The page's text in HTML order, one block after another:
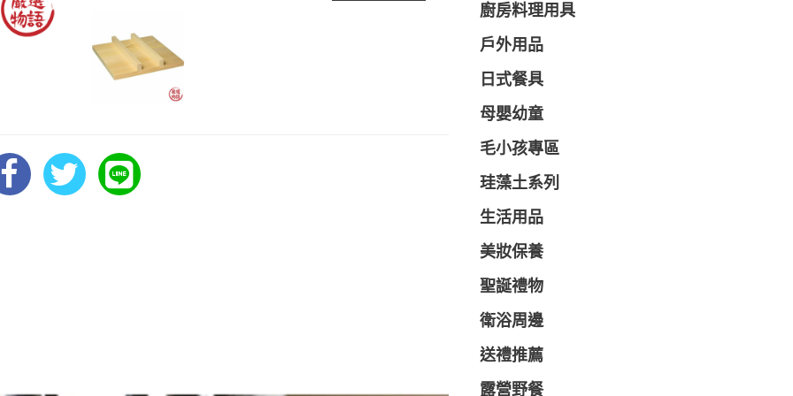
廚房料理用具
戶外用品
日式餐具
母嬰幼童
毛小孩專區
珪藻土系列
生活用品
美妝保養
聖誕禮物
衛浴周邊
送禮推薦
露營野餐